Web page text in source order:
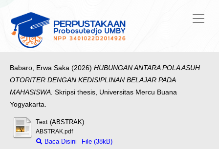
Babaro, Erwa Saka (2026) HUBUNGAN ANTARA POLA ASUH
OTORITER DENGAN KEDISIPLINAN BELAJAR PADA
MAHASISWA. Skripsi thesis, Universitas Mercu Buana
Yogyakarta.
Text (ABSTRAK)
ABSTRAK.pdf
Baca Disini File (38kB)